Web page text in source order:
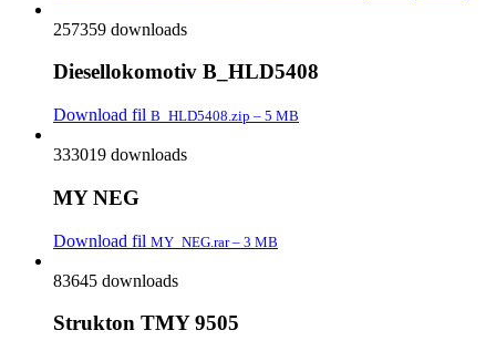
257359 downloads
Diesellokomotiv B_HLD5408
Download fil B_HLD5408.zip – 5 MB
333019 downloads
MY NEG
Download fil MY_NEG.rar – 3 MB
83645 downloads
Strukton TMY 9505